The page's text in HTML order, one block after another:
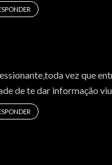
vez que
de te dar informação viu